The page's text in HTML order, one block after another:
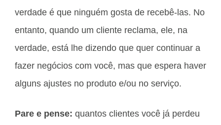
verdade é que ninguém gosta de recebê-las. No
entanto, quando um cliente reclama, ele, na
verdade, está lhe dizendo que quer continuar a
fazer negócios com você, mas que espera haver
alguns ajustes no produto e/ou no serviço.
Pare e pense: quantos clientes você já perdeu